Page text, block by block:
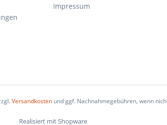
Impressum
Versandkostenund ggf. Nachnahmegebühren, wenn
Realisiert mit Shopware